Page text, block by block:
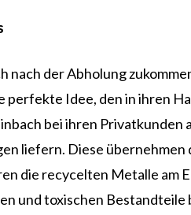
der Abholung
Idee, den in ihren
bei ihren Privatkunden
liefern. Diese übernehmen
die recycelten Metalle
und toxischen